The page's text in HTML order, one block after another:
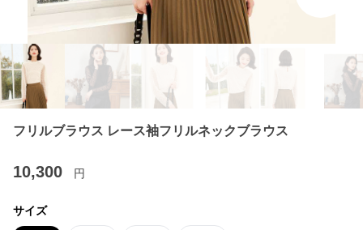
フリルブラウス レース袖フリルネックブラウス
10,300 円
サイズ